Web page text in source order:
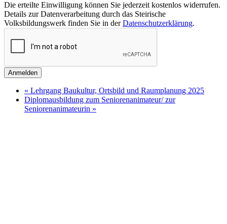
Die erteilte Einwilligung können Sie jederzeit kostenlos widerrufen.
Details zur Datenverarbeitung durch das Steirische
Volksbildungswerk finden Sie in derDatenschutzerklärung.
Anmelden
« Lehrgang Baukultur, Ortsbild und Raumplanung 2025
Diplomausbildung zum Seniorenanimateur/ zur
Seniorenanimateurin »